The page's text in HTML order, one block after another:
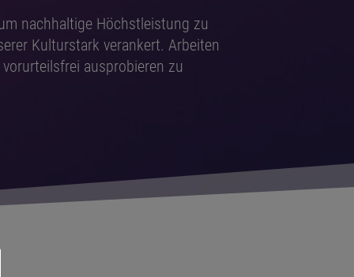
nachhaltige Höchstleistung zu
Kulturstark verankert. Arbeiten
ausprobieren zu